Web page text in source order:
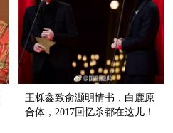
王栎鑫致俞灏明情书，白鹿原
合体，2017回忆杀都在这儿！